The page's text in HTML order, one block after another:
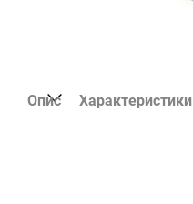
Опис Характеристики